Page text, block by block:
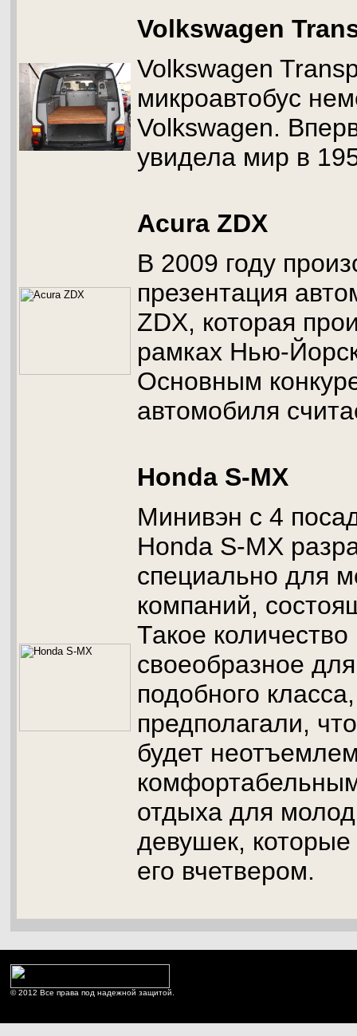
Volkswagen
Volkswagen
микроавтобус
Volkswagen.
увидела мир в
Acura ZDX
В 2009 году
презентация
ZDX, которая
рамках Нью-
Основным
автомобиля
Honda S-MX
Минивэн с 4
Honda S-MX
специально для
компаний,
Такое
своеобразное
подобного
предполагали,
будет
отдыха для
девушек,
его вчетвером.
© 2012 Все права под надежной защитой.